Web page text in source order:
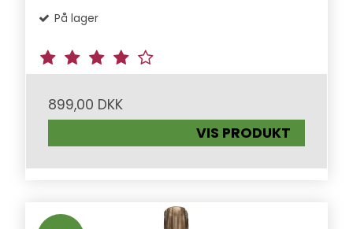
På lager
899,00 DKK
VIS PRODUKT